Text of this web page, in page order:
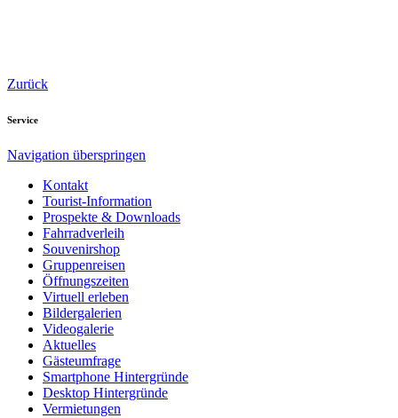
Zurück
Service
Navigation überspringen
Kontakt
Tourist-Information
Prospekte & Downloads
Fahrradverleih
Souvenirshop
Gruppenreisen
Öffnungszeiten
Virtuell erleben
Bildergalerien
Videogalerie
Aktuelles
Gästeumfrage
Smartphone Hintergründe
Desktop Hintergründe
Vermietungen